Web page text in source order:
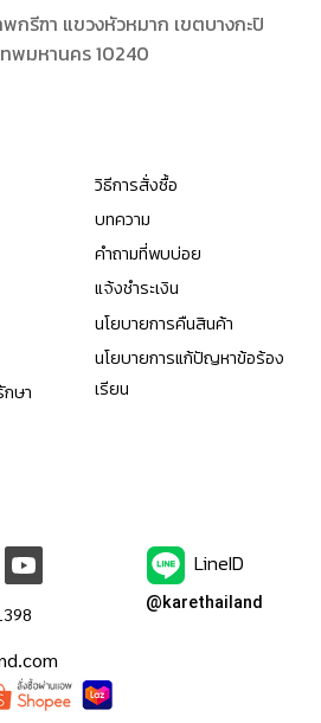
รีฑา แขวงหัวหมาก เขตบางกะปิ
พมหานคร 10240
ษา
วิธีการสั่งซื้อ
บทความ
คำถามที่พบบ่อย
แจ้งชำระเงิน
นโยบายการคืนสินค้า
นโยบายการแก้ปัญหาข้อร้อง
เรียน
LineID
@karethailand